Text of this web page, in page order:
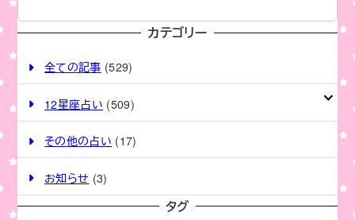
o
k
k
カテゴリー
全ての記事 (529)
12星座占い (509)
その他の占い (17)
お知らせ (3)
タグ